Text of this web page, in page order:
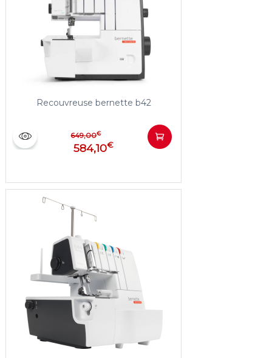
Recouvreuse bernette b42
649,00€
584,10€